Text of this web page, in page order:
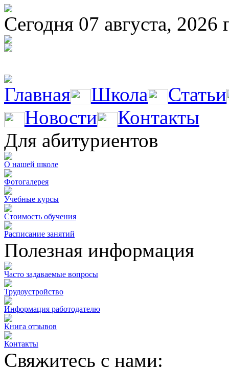
Сегодня 07 августа,
Главная Школа
Статьи
Новости
Контакты
Для абитуриентов
О нашей школе
Фотогалерея
Учебные курсы
Стоимость обучения
Расписание занятий
Полезная информация
Часто задаваемые вопросы
Трудоустройство
Информация работодателю
Книга отзывов
Контакты
Свяжитесь с нами: